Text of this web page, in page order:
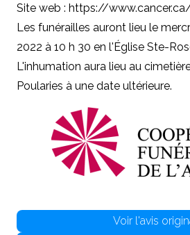
Site web : https://
Les funérailles auront lieu le
2022 à 10 h 30 en l'Église Ste-
L'inhumation aura lieu au
Poularies à une date ultérieure.
Voir l'avis